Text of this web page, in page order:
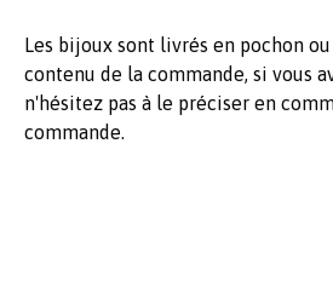
Les bijoux sont livrés en pochon
contenu de la commande, si vous
n'hésitez pas à le préciser en
commande.